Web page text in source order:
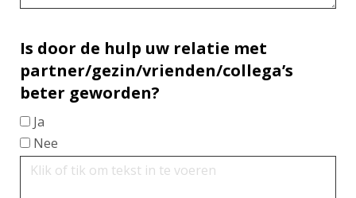
Is door de hulp uw relatie met
partner/gezin/vrienden/collega’s
beter geworden?
Ja
Nee